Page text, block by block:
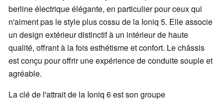
berline électrique élégante, en particulier pour ceux qui
n'aiment pas le style plus cossu de la Ioniq 5. Elle associe
un design extérieur distinctif à un intérieur de haute
qualité, offrant à la fois esthétisme et confort. Le châssis
est conçu pour offrir une expérience de conduite souple et
agréable.
La clé de l'attrait de la Ioniq 6 est son groupe